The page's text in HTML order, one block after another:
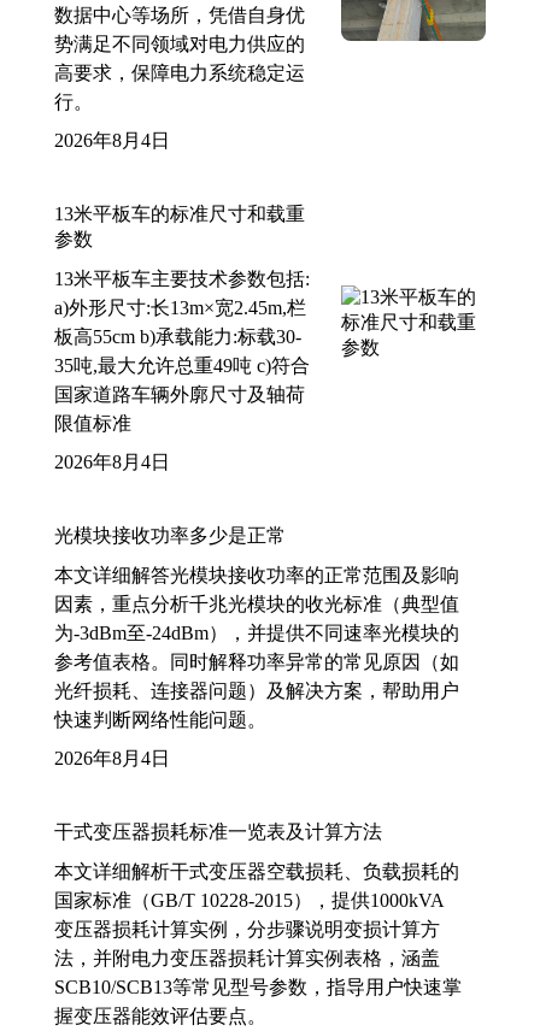
数据中心等场所，凭借自身优
势满足不同领域对电力供应的
高要求，保障电力系统稳定运
行。
2026年8月4日
13米平板车的标准尺寸和载重
参数
13米平板车主要技术参数包括:
a)外形尺寸:长13m×宽2.45m,栏
板高55cm b)承载能力:标载30-
35吨,最大允许总重49吨 c)符合
国家道路车辆外廓尺寸及轴荷
限值标准
2026年8月4日
光模块接收功率多少是正常
本文详细解答光模块接收功率的正常范围及影响
因素，重点分析千兆光模块的收光标准（典型值
为-3dBm至-24dBm），并提供不同速率光模块的
参考值表格。同时解释功率异常的常见原因（如
光纤损耗、连接器问题）及解决方案，帮助用户
快速判断网络性能问题。
2026年8月4日
干式变压器损耗标准一览表及计算方法
本文详细解析干式变压器空载损耗、负载损耗的
国家标准（GB/T 10228-2015），提供1000kVA
变压器损耗计算实例，分步骤说明变损计算方
法，并附电力变压器损耗计算实例表格，涵盖
SCB10/SCB13等常见型号参数，指导用户快速掌
握变压器能效评估要点。